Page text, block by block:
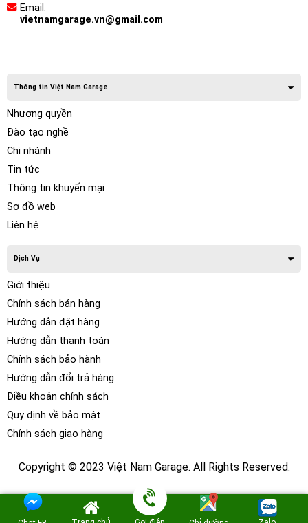
Email:
vietnamgarage.vn@gmail.com
Thông tin Việt Nam Garage
Nhượng quyền
Đào tạo nghề
Chi nhánh
Tin tức
Thông tin khuyến mại
Sơ đồ web
Liên hệ
Dịch Vụ
Giới thiệu
Chính sách bán hàng
Hướng dẫn đặt hàng
Hướng dẫn thanh toán
Chính sách bảo hành
Hướng dẫn đổi trả hàng
Điều khoản chính sách
Quy định về bảo mật
Chính sách giao hàng
Copyright © 2023 Việt Nam Garage. All Rights Reserved.